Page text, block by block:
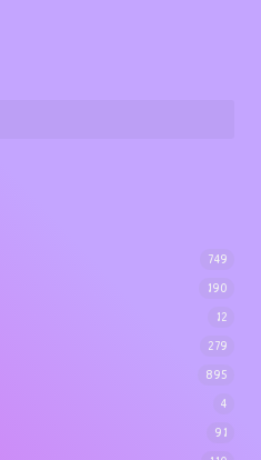
749
190
12
279
895
4
91